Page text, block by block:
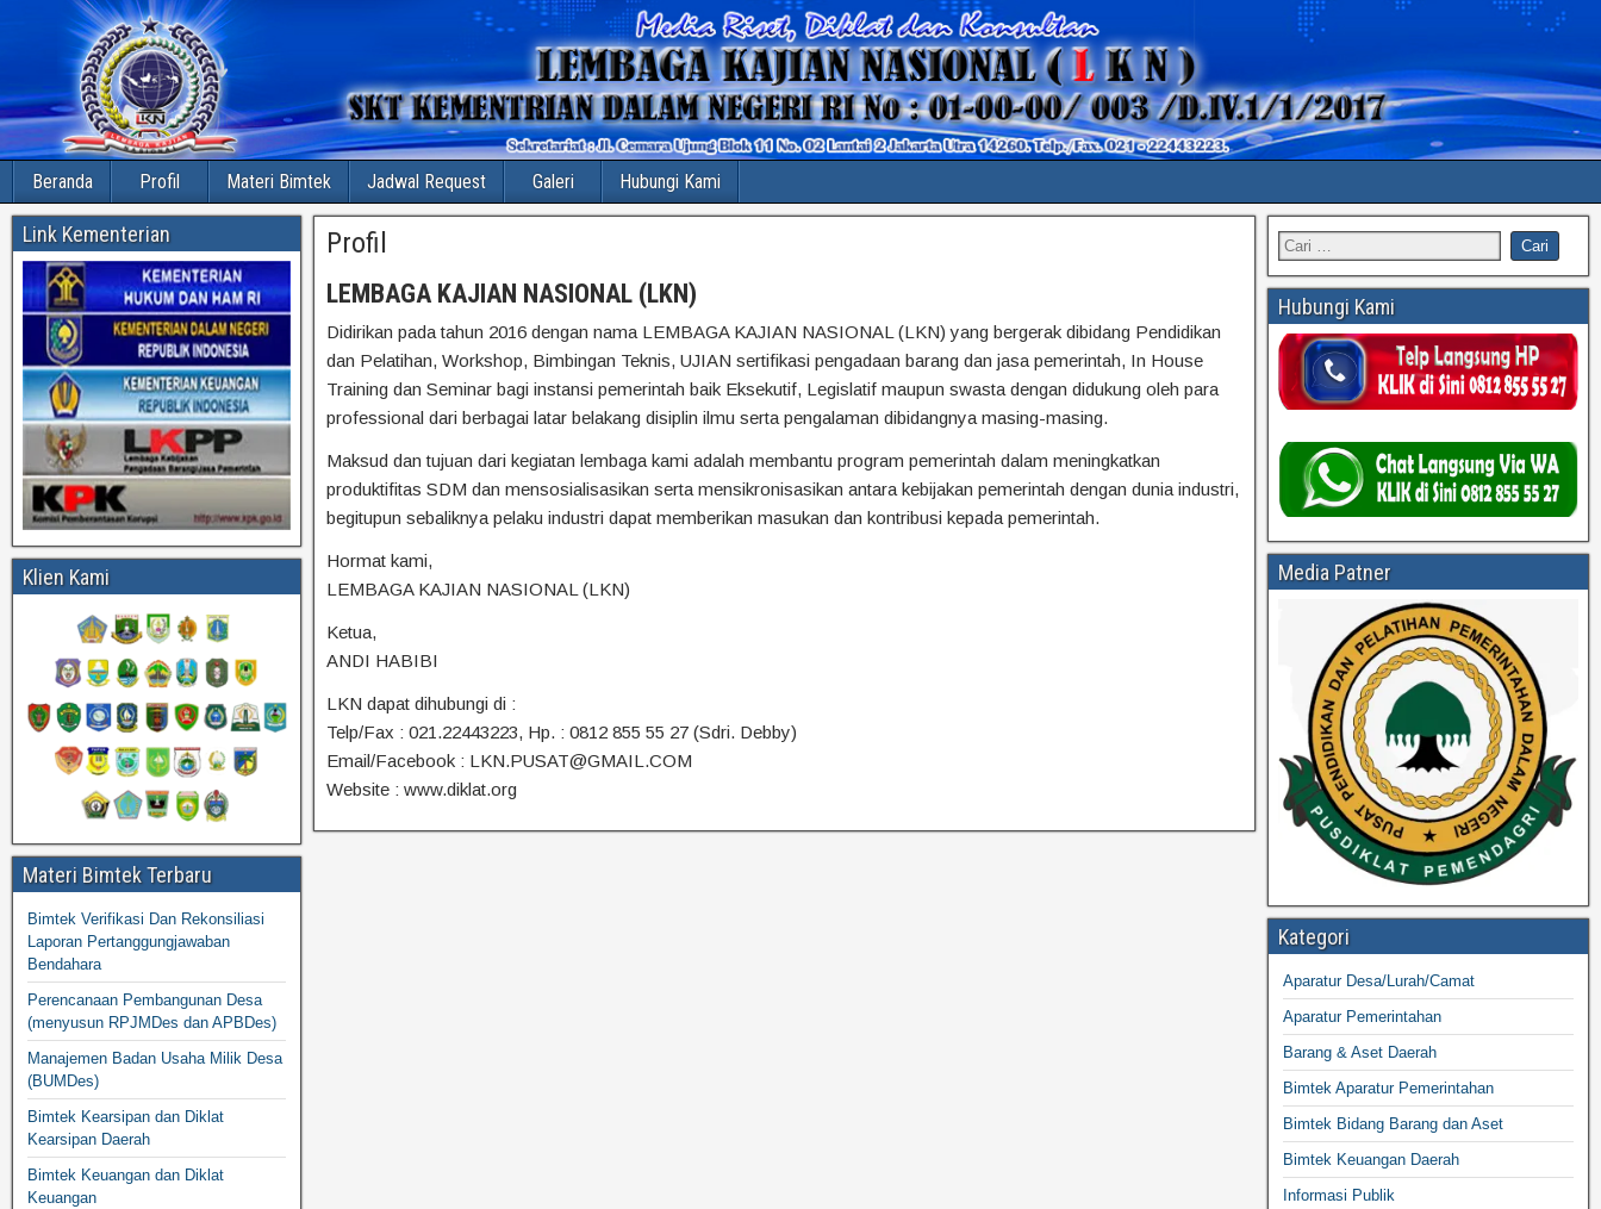
Beranda Profil Materi Bimtek Jadwal Request Galeri Hubungi Kami
Profil
LEMBAGA KAJIAN NASIONAL (LKN)
Didirikan pada tahun 2016 dengan nama LEMBAGA KAJIAN NASIONAL (LKN) yang bergerak dibidang Pendidikan
dan Pelatihan, Workshop, Bimbingan Teknis, UJIAN sertifikasi pengadaan barang dan jasa pemerintah, In House
Training dan Seminar bagi instansi pemerintah baik Eksekutif, Legislatif maupun swasta dengan didukung oleh para
professional dari berbagai latar belakang disiplin ilmu serta pengalaman dibidangnya masing-masing.
Maksud dan tujuan dari kegiatan lembaga kami adalah membantu program pemerintah dalam meningkatkan
produktifitas SDM dan mensosialisasikan serta mensikronisasikan antara kebijakan pemerintah dengan dunia industri,
begitupun sebaliknya pelaku industri dapat memberikan masukan dan kontribusi kepada pemerintah.
Hormat kami,
LEMBAGA KAJIAN NASIONAL (LKN)
Ketua,
ANDI HABIBI
LKN dapat dihubungi di :
Telp/Fax : 021.22443223, Hp. : 0812 855 55 27 (Sdri. Debby)
Email/Facebook : LKN.PUSAT@GMAIL.COM
Website : www.diklat.org
Link Kementerian
Klien Kami
Materi Bimtek Terbaru
Bimtek Verifikasi Dan Rekonsiliasi
Laporan Pertanggungjawaban
Bendahara
Perencanaan Pembangunan Desa
(menyusun RPJMDes dan APBDes)
Manajemen Badan Usaha Milik Desa
(BUMDes)
Bimtek Kearsipan dan Diklat
Kearsipan Daerah
Bimtek Keuangan dan Diklat
Keuangan
Hubungi Kami
Media Patner
Kategori
Aparatur Desa/Lurah/Camat
Aparatur Pemerintahan
Barang & Aset Daerah
Bimtek Aparatur Pemerintahan
Bimtek Bidang Barang dan Aset
Bimtek Keuangan Daerah
Informasi Publik